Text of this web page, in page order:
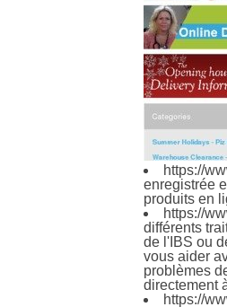
https://
enregistrée
produits en
https://
différents
de l'IBS ou
vous aider
problèmes
directement
https://